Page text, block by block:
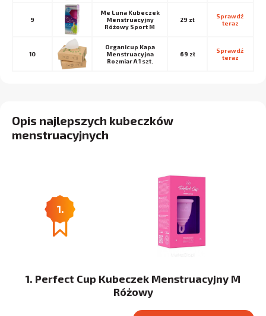
9
Me Luna Kubeczek
Menstruacyjny
Różowy Sport M
29 zł
Sprawdź
teraz
10
Organicup Kapa
Menstruacyjna
Rozmiar A 1 szt.
69 zł
Sprawdź
teraz
Opis najlepszych kubeczków
menstruacyjnych
1.
1. Perfect Cup Kubeczek Menstruacyjny M
Różowy